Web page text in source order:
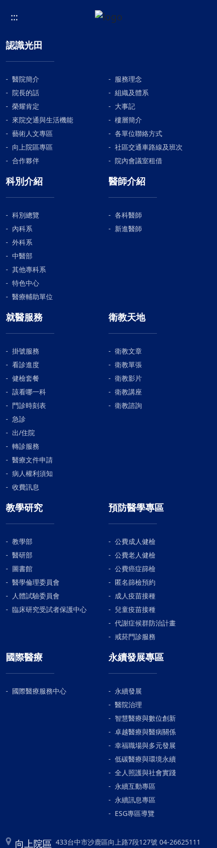
:::
認識光田
醫院簡介
服務理念
院長的話
組織及體系
榮耀肯定
大事記
來院交通與生活機能
樓層簡介
藝術人文專區
各單位聯絡方式
向上院區專區
社區交通車路線及班次
合作夥伴
院內會議室租借
科別介紹
科別總覽
內科系
外科系
中醫部
其他專科系
特色中心
醫療輔助單位
醫師介紹
各科醫師
新進醫師
就醫服務
掛號服務
看診進度
健檢套餐
該看哪一科
門診時刻表
急診
出/住院
轉診服務
醫療文件申請
病人權利須知
收費訊息
衛教天地
衛教文章
衛教單張
衛教影片
衛教講座
衛教諮詢
教學研究
教學部
醫研部
圖書館
醫學倫理委員會
人體試驗委員會
臨床研究受試者保護中心
預防醫學專區
公費成人健檢
公費老人健檢
公費癌症篩檢
匿名篩檢預約
成人疫苗接種
兒童疫苗接種
代謝症候群防治計畫
戒菸門診服務
國際醫療
國際醫療服務中心
永續發展專區
永續發展
醫院治理
智慧醫療與數位創新
卓越醫療與醫病關係
幸福職場與多元發展
低碳醫療與環境永續
全人照護與社會實踐
永續互動專區
永續訊息專區
ESG專區導覽
向上院區 433台中市沙鹿區向上路7段127號 04-26625111